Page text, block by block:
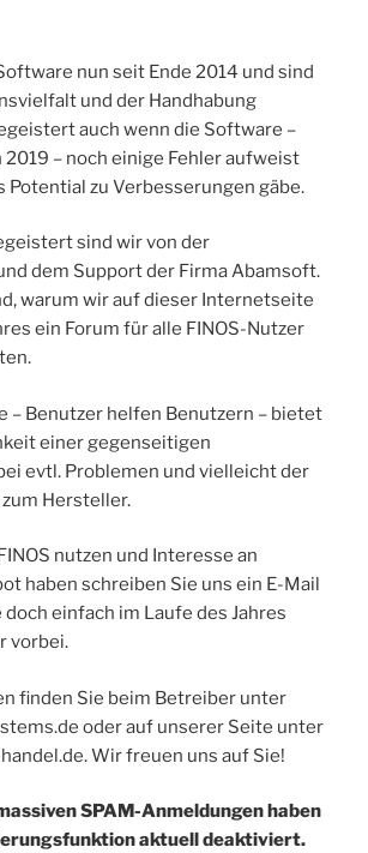
nun seit Ende 2014 und sind
und der Handhabung
auch wenn die Software –
2019 – noch einige Fehler aufweist
Potential zu Verbesserungen gäbe.
sind wir von der
dem Support der Firma Abamsoft.
warum wir auf dieser Internetseite
ein Forum für alle FINOS-Nutzer
– Benutzer helfen Benutzern – bietet
einer gegenseitigen
evtl. Problemen und vielleicht der
Hersteller.
nutzen und Interesse an
haben schreiben Sie uns ein E-Mail
doch einfach im Laufe des Jahres
vorbei.
finden Sie beim Betreiber unter
oder auf unserer Seite unter
Wir freuen uns auf Sie!
SPAM-Anmeldungen haben
aktuell deaktiviert.